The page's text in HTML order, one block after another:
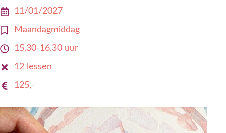
11/01/2027
Maandagmiddag
15.30-16.30 uur
12 lessen
125,-